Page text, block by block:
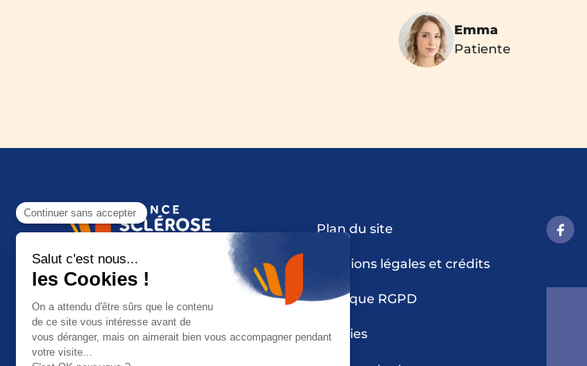
Emma
Patiente
Plan du site
Mentions légales et crédits
Politique RGPD
Cookies